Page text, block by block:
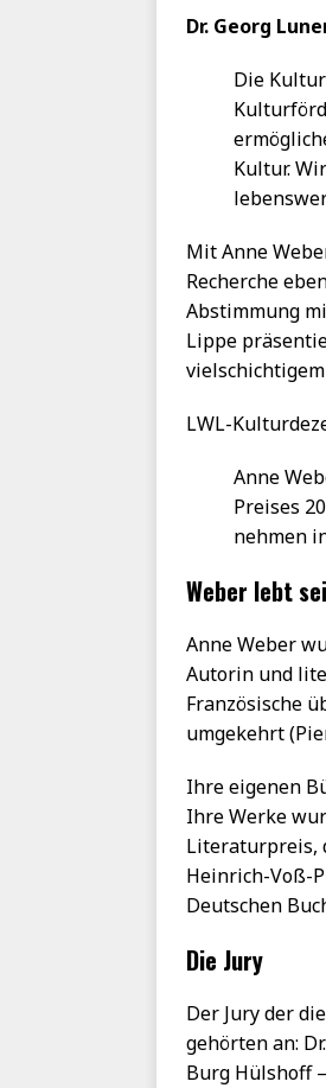
Dr. Georg
Die
Kultur.
Mit Anne
Recherche
Abstimmung
Lippe
LWL-
Anne
Preises
nehmen
Weber lebt
Anne Weber
Autorin und
Französische
umgekehrt
Ihre eigenen
Ihre Werke
Literaturpreis,
Heinrich-Voß-
Deutschen
Die Jury
Der Jury der
gehörten an:
Burg Hülshoff